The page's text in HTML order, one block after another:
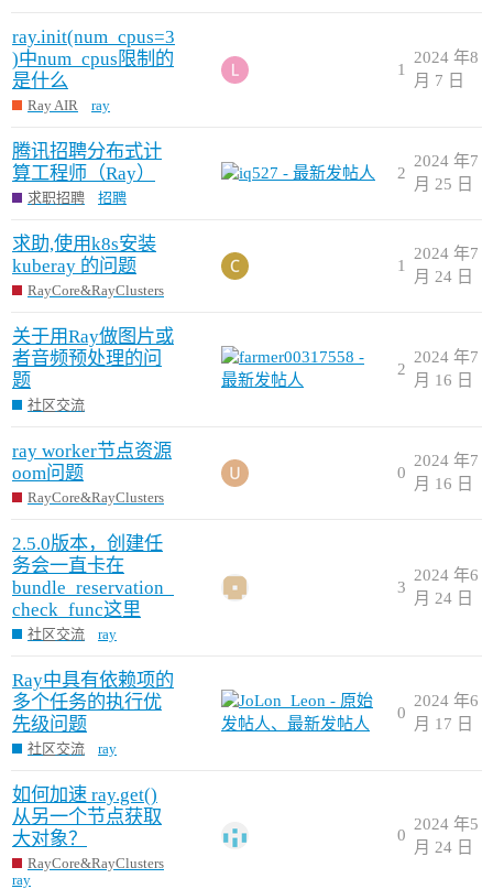
ray.init(num_cpus=3
)中num_cpus限制的
是什么
Ray AIR ray
1
2024 年8
月 7 日
腾讯招聘分布式计
算工程师（Ray）
求职招聘 招聘
2
2024 年7
月 25 日
求助,使用k8s安装
kuberay 的问题
RayCore&RayClusters
1
2024 年7
月 24 日
关于用Ray做图片或
者音频预处理的问
题
社区交流
2
2024 年7
月 16 日
ray worker节点资源
oom问题
RayCore&RayClusters
0
2024 年7
月 16 日
2.5.0版本，创建任
务会一直卡在
bundle_reservation_
check_func这里
社区交流 ray
3
2024 年6
月 24 日
Ray中具有依赖项的
多个任务的执行优
先级问题
社区交流 ray
0
2024 年6
月 17 日
如何加速 ray.get()
从另一个节点获取
大对象？
RayCore&RayClusters
ray
0
2024 年5
月 24 日